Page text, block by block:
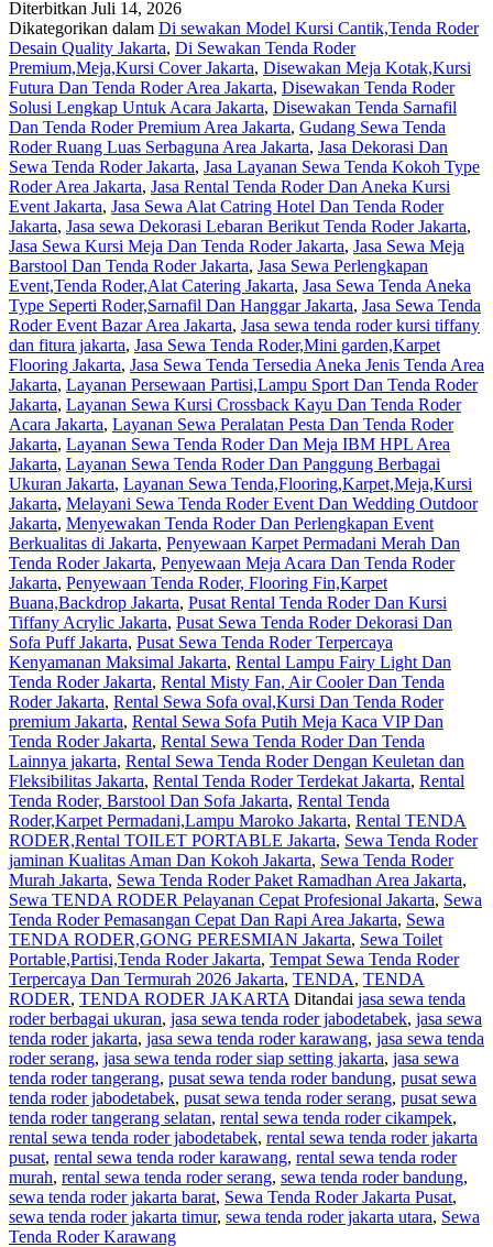
PERESMIAN
Diterbitkan Juli 14, 2026
Dikategorikan dalam Di sewakan Model Kursi Cantik,Tenda Roder
Desain Quality Jakarta, Di Sewakan Tenda Roder
Premium,Meja,Kursi Cover Jakarta, Disewakan Meja Kotak,Kursi
Futura Dan Tenda Roder Area Jakarta, Disewakan Tenda Roder
Solusi Lengkap Untuk Acara Jakarta, Disewakan Tenda Sarnafil
Dan Tenda Roder Premium Area Jakarta, Gudang Sewa Tenda
Roder Ruang Luas Serbaguna Area Jakarta, Jasa Dekorasi Dan
Sewa Tenda Roder Jakarta, Jasa Layanan Sewa Tenda Kokoh Type
Roder Area Jakarta, Jasa Rental Tenda Roder Dan Aneka Kursi
Event Jakarta, Jasa Sewa Alat Catring Hotel Dan Tenda Roder
Jakarta, Jasa sewa Dekorasi Lebaran Berikut Tenda Roder Jakarta,
Jasa Sewa Kursi Meja Dan Tenda Roder Jakarta, Jasa Sewa Meja
Barstool Dan Tenda Roder Jakarta, Jasa Sewa Perlengkapan
Event,Tenda Roder,Alat Catering Jakarta, Jasa Sewa Tenda Aneka
Type Seperti Roder,Sarnafil Dan Hanggar Jakarta, Jasa Sewa Tenda
Roder Event Bazar Area Jakarta, Jasa sewa tenda roder kursi tiffany
dan fitura jakarta, Jasa Sewa Tenda Roder,Mini garden,Karpet
Flooring Jakarta, Jasa Sewa Tenda Tersedia Aneka Jenis Tenda Area
Jakarta, Layanan Persewaan Partisi,Lampu Sport Dan Tenda Roder
Jakarta, Layanan Sewa Kursi Crossback Kayu Dan Tenda Roder
Acara Jakarta, Layanan Sewa Peralatan Pesta Dan Tenda Roder
Jakarta, Layanan Sewa Tenda Roder Dan Meja IBM HPL Area
Jakarta, Layanan Sewa Tenda Roder Dan Panggung Berbagai
Ukuran Jakarta, Layanan Sewa Tenda,Flooring,Karpet,Meja,Kursi
Jakarta, Melayani Sewa Tenda Roder Event Dan Wedding Outdoor
Jakarta, Menyewakan Tenda Roder Dan Perlengkapan Event
Berkualitas di Jakarta, Penyewaan Karpet Permadani Merah Dan
Tenda Roder Jakarta, Penyewaan Meja Acara Dan Tenda Roder
Jakarta, Penyewaan Tenda Roder, Flooring Fin,Karpet
Buana,Backdrop Jakarta, Pusat Rental Tenda Roder Dan Kursi
Tiffany Acrylic Jakarta, Pusat Sewa Tenda Roder Dekorasi Dan
Sofa Puff Jakarta, Pusat Sewa Tenda Roder Terpercaya
Kenyamanan Maksimal Jakarta, Rental Lampu Fairy Light Dan
Tenda Roder Jakarta, Rental Misty Fan, Air Cooler Dan Tenda
Roder Jakarta, Rental Sewa Sofa oval,Kursi Dan Tenda Roder
premium Jakarta, Rental Sewa Sofa Putih Meja Kaca VIP Dan
Tenda Roder Jakarta, Rental Sewa Tenda Roder Dan Tenda
Lainnya jakarta, Rental Sewa Tenda Roder Dengan Keuletan dan
Fleksibilitas Jakarta, Rental Tenda Roder Terdekat Jakarta, Rental
Tenda Roder, Barstool Dan Sofa Jakarta, Rental Tenda
Roder,Karpet Permadani,Lampu Maroko Jakarta, Rental TENDA
RODER,Rental TOILET PORTABLE Jakarta, Sewa Tenda Roder
jaminan Kualitas Aman Dan Kokoh Jakarta, Sewa Tenda Roder
Murah Jakarta, Sewa Tenda Roder Paket Ramadhan Area Jakarta,
Sewa TENDA RODER Pelayanan Cepat Profesional Jakarta, Sewa
Tenda Roder Pemasangan Cepat Dan Rapi Area Jakarta, Sewa
TENDA RODER,GONG PERESMIAN Jakarta, Sewa Toilet
Portable,Partisi,Tenda Roder Jakarta, Tempat Sewa Tenda Roder
Terpercaya Dan Termurah 2026 Jakarta, TENDA, TENDA
RODER, TENDA RODER JAKARTA Ditandai jasa sewa tenda
roder berbagai ukuran, jasa sewa tenda roder jabodetabek, jasa sewa
tenda roder jakarta, jasa sewa tenda roder karawang, jasa sewa tenda
roder serang, jasa sewa tenda roder siap setting jakarta, jasa sewa
tenda roder tangerang, pusat sewa tenda roder bandung, pusat sewa
tenda roder jabodetabek, pusat sewa tenda roder serang, pusat sewa
tenda roder tangerang selatan, rental sewa tenda roder cikampek,
rental sewa tenda roder jabodetabek, rental sewa tenda roder jakarta
pusat, rental sewa tenda roder karawang, rental sewa tenda roder
murah, rental sewa tenda roder serang, sewa tenda roder bandung,
sewa tenda roder jakarta barat, Sewa Tenda Roder Jakarta Pusat,
sewa tenda roder jakarta timur, sewa tenda roder jakarta utara, Sewa
Tenda Roder Karawang